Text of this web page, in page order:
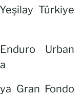
Türkiye
Urban
Gran Fondo